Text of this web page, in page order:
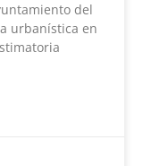
del
urbanística en